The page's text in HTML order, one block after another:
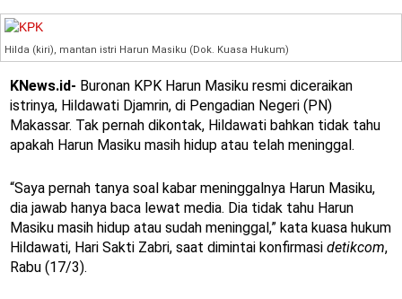
Hilda (kiri), mantan istri Harun Masiku (Dok. Kuasa Hukum)
KNews.id- Buronan KPK Harun Masiku resmi diceraikan
istrinya, Hildawati Djamrin, di Pengadian Negeri (PN)
Makassar. Tak pernah dikontak, Hildawati bahkan tidak tahu
apakah Harun Masiku masih hidup atau telah meninggal.
“Saya pernah tanya soal kabar meninggalnya Harun Masiku,
dia jawab hanya baca lewat media. Dia tidak tahu Harun
Masiku masih hidup atau sudah meninggal,” kata kuasa hukum
Hildawati, Hari Sakti Zabri, saat dimintai konfirmasi detikcom,
Rabu (17/3).